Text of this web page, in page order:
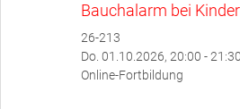
Bauchalarm bei
26-213
Do. 01.10.2026, 20:00 - 21:30
Online-Fortbildung